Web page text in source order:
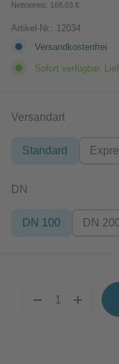
Nettopreis: 168,03 €
Artikel-Nr.: 12034
Versandkostenfrei
Sofort verfügbar,
Versandartauswählen
Standard
DN
DN 100 DN